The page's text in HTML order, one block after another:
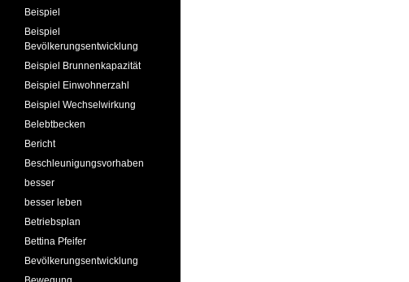
Beispiel
Beispiel
Bevölkerungsentwicklung
Beispiel Brunnenkapazität
Beispiel Einwohnerzahl
Beispiel Wechselwirkung
Belebtbecken
Bericht
Beschleunigungsvorhaben
besser
besser leben
Betriebsplan
Bettina Pfeifer
Bevölkerungsentwicklung